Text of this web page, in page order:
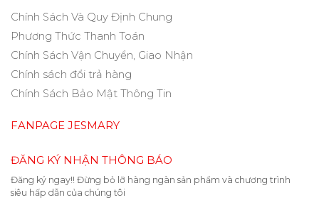
Chính Sách Và Quy Định Chung
Phương Thức Thanh Toán
Chính Sách Vận Chuyển, Giao Nhận
Chính sách đổi trả hàng
Chính Sách Bảo Mật Thông Tin
FANPAGE JESMARY
ĐĂNG KÝ NHẬN THÔNG BÁO
Đăng ký ngay!! Đừng bỏ lỡ hàng ngàn sản phẩm và chương trình
siêu hấp dẫn của chúng tôi